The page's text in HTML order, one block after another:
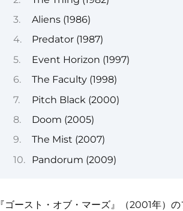
Aliens (1986)
Predator (1987)
Event Horizon (1997)
The Faculty (1998)
Pitch Black (2000)
Doom (2005)
The Mist (2007)
Pandorum (2009)
『ゴースト・オブ・マーズ』（2001年）